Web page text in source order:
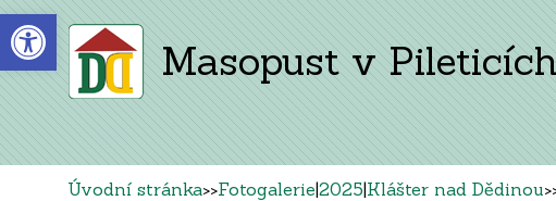
Open toolbar
Masopust v Pileticích
Úvodní stránka>>Fotogalerie|2025|Klášter nad Dědinou